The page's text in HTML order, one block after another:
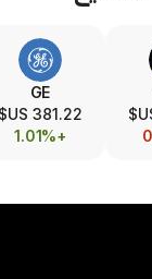
GE
381.22 US$
+1.01%